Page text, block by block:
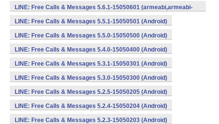
v7a) (Android)
LINE: Free Calls & Messages 5.6.1-15050601 (armeabi,armeabi-
v7a) (Android)
LINE: Free Calls & Messages 5.5.1-15050501 (Android)
LINE: Free Calls & Messages 5.5.0-15050500 (Android)
LINE: Free Calls & Messages 5.4.0-15050400 (Android)
LINE: Free Calls & Messages 5.3.1-15050301 (Android)
LINE: Free Calls & Messages 5.3.0-15050300 (Android)
LINE: Free Calls & Messages 5.2.5-15050205 (Android)
LINE: Free Calls & Messages 5.2.4-15050204 (Android)
LINE: Free Calls & Messages 5.2.3-15050203 (Android)